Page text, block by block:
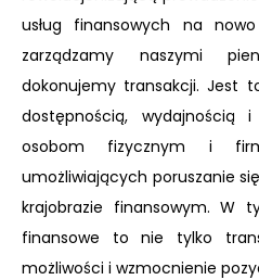
usług finansowych na
zarządzamy naszymi
dokonujemy transakcji. Jest
dostępnością, wydajnością
osobom fizycznym i
umożliwiających poruszanie
krajobrazie finansowym. W
finansowe to nie tylko
możliwości i wzmocnienie